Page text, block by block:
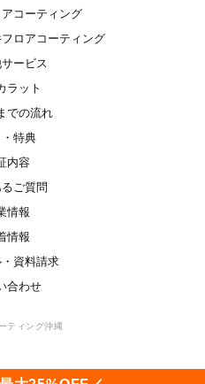
コーティング
ロアコーティング
ービス
ラット
での流れ
特典
内容
ご質問
情報
情報
資料請求
合わせ
ティング沖縄